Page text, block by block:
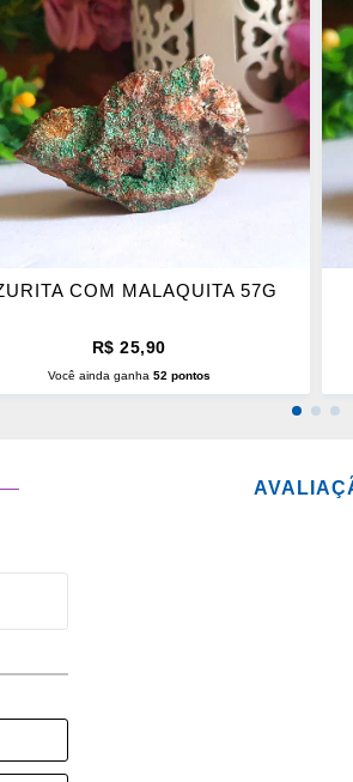
ADICIONAR
OS
FAVORITOS
COM MALAQUITA 57G
R$ 25,90
Você ainda ganha 52 pontos